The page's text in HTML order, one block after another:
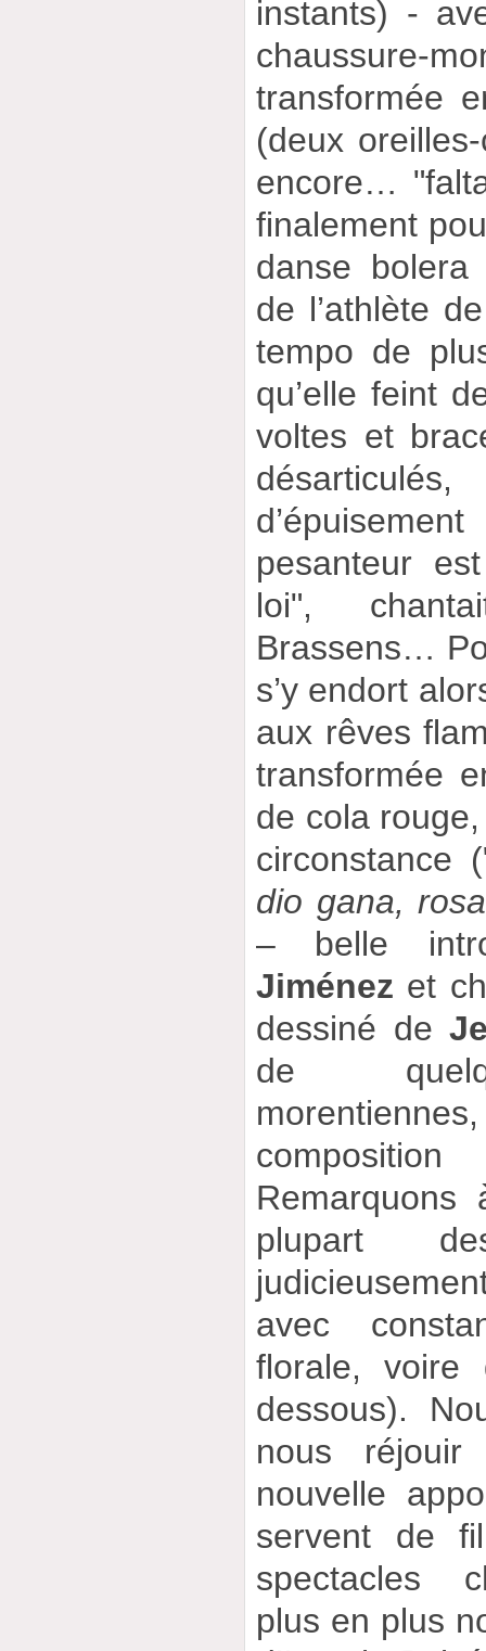
instants) -
chaussure-
transformée
(deux
encore…
finalement
danse
de l’athlète
tempo de
qu’elle feint
voltes et
pesanteur
loi",
Brassens…
s’y endort
aux rêves
transformée
de cola
circonstance
dio gana,
– belle
Jiménez et
dessiné de
de
composition
plupart
avec
florale,
dessous).
nous
nouvelle
servent de
spectacles
plus en plus